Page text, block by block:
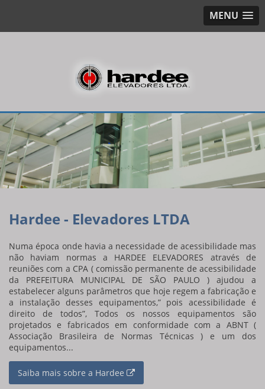
MENU
Hardee - Elevadores LTDA
Numa época onde havia a necessidade de acessibilidade mas
não haviam normas a HARDEE ELEVADORES através de
reuniões com a CPA ( comissão permanente de acessibilidade
da PREFEITURA MUNICIPAL DE SÃO PAULO ) ajudou a
estabelecer alguns parâmetros que hoje regem a fabricação e
a instalação desses equipamentos,” pois acessibilidade é
direito de todos”, Todos os nossos equipamentos são
projetados e fabricados em conformidade com a ABNT (
Associação Brasileira de Normas Técnicas ) e um dos
equipamentos...
Saiba mais sobre a Hardee